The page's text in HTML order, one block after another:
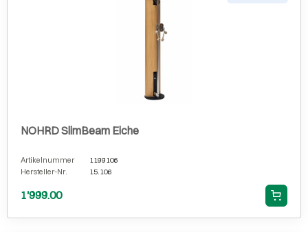
NOHRD SlimBeam Eiche
Artikelnummer
1199106
Hersteller-Nr.
15.106
1'999.00